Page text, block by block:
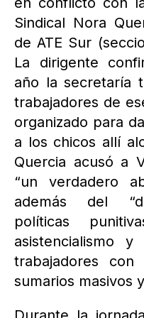
Sindical Nora
de ATE Sur
La dirigente
año la secretaría
trabajadores de
organizado para
a los chicos allí
Quercia acusó a
“un verdadero
además del
políticas
asistencialismo
trabajadores con
sumarios masivos